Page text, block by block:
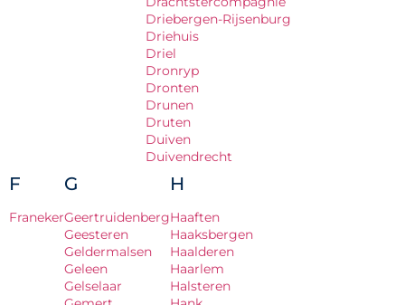
Driebergen-Rijsenburg
Driehuis
Driel
Dronryp
Dronten
Drunen
Druten
Duiven
Duivendrecht
F
Franeker
G
Geertruidenberg
Geesteren
Geldermalsen
Geleen
Gelselaar
H
Haaften
Haaksbergen
Haalderen
Haarlem
Halsteren